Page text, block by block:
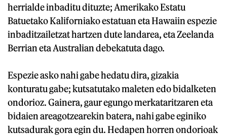
herrialde inbaditu dituzte; Amerikako Estatu
Batuetako Kaliforniako estatuan eta Hawaiin espezie
inbaditzailetzat hartzen dute landarea, eta Zeelanda
Berrian eta Australian debekatuta dago.
Espezie asko nahi gabe hedatu dira, gizakia
konturatu gabe; kutsatutako maleten edo bidalketen
ondorioz. Gainera, gaur egungo merkataritzaren eta
bidaien areagotzearekin batera, nahi gabe eginiko
kutsadurak gora egin du. Hedapen horren ondorioak